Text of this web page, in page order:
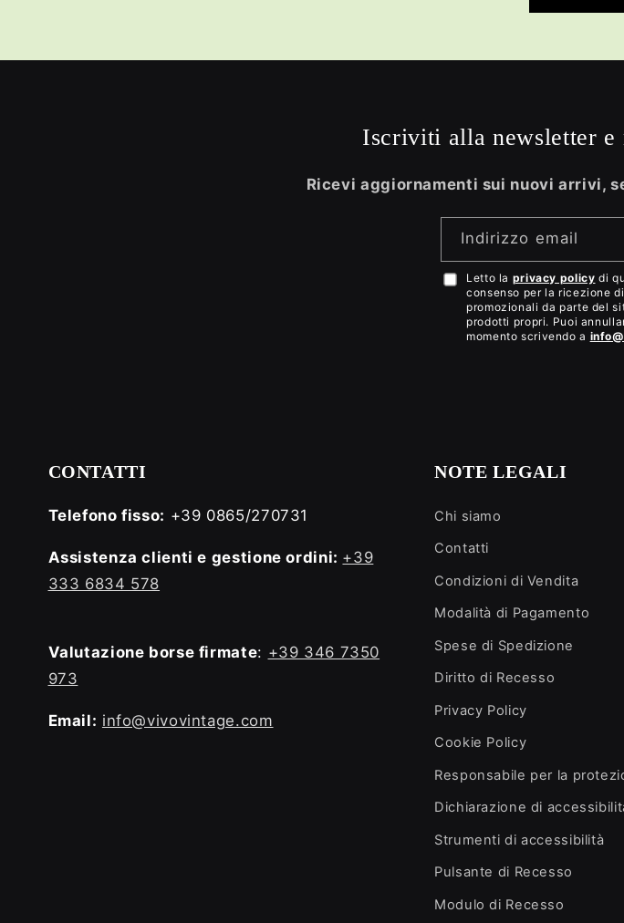
Iscriviti alla newsletter e
Ricevi aggiornamenti sui nuovi arrivi,
Indirizzo email
Accetto
privacy
Letto la privacy policy di
consenso per la ricezione
promozionali da parte del
prodotti propri. Puoi
momento scrivendo a
CONTATTI
Telefono fisso: +39 0865/270731
Assistenza clienti e gestione ordini: +39
333 6834 578
Valutazione borse firmate: +39 346 7350
973
Email: info@vivovintage.com
NOTE LEGALI
Chi siamo
Contatti
Condizioni di Vendita
Modalità di Pagamento
Spese di Spedizione
Diritto di Recesso
Privacy Policy
Cookie Policy
Responsabile per la
Dichiarazione di
Strumenti di accessibilità
Pulsante di Recesso
Modulo di Recesso